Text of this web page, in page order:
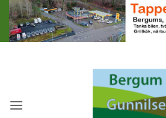
Skip
content